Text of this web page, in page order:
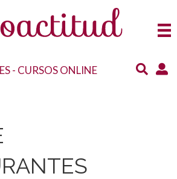
- CURSOS ONLINE